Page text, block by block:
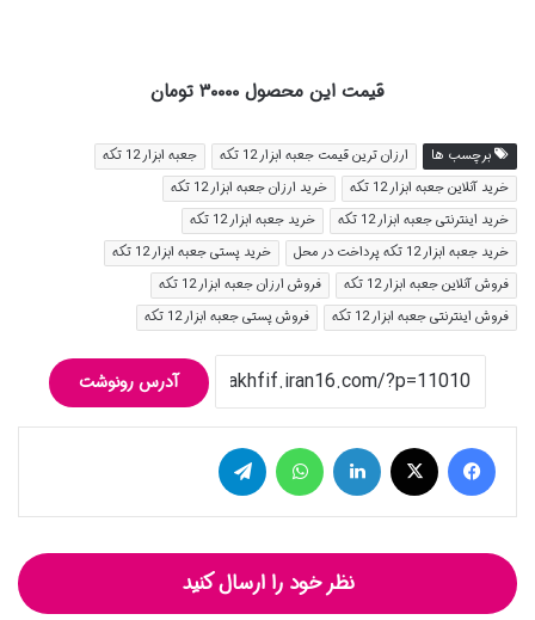
قیمت این محصول ۳۰۰۰۰ تومان
برچسب ها ارزان ترین قیمت جعبه ابزار 12 تکه
جعبه ابزار 12 تکه
خرید آنلاین جعبه ابزار 12 تکه
خرید ارزان جعبه ابزار 12 تکه
خرید اینترنتی جعبه ابزار 12 تکه
خرید جعبه ابزار 12 تکه
خرید جعبه ابزار 12 تکه پرداخت در محل
خرید پستی جعبه ابزار 12 تکه
فروش آنلاین جعبه ابزار 12 تکه
فروش ارزان جعبه ابزار 12 تکه
فروش اینترنتی جعبه ابزار 12 تکه
فروش پستی جعبه ابزار 12 تکه
آدرس رونوشت
فیس بوک لینکدین
نظر خود را ارسال کنید